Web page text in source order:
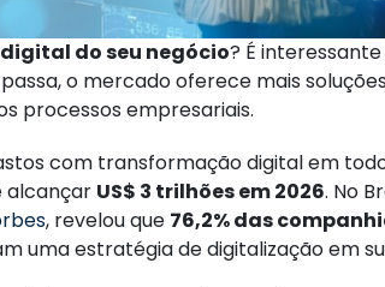
do seu negócio? É
o mercado oferece mais
processos empresariais.
com transformação digital em
alcançar US$ 3 trilhões em 2026. No
, revelou que 76,2% das
uma estratégia de digitalização em